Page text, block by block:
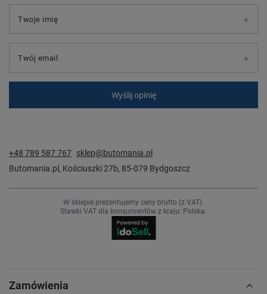
Twoje imię
Twój email
Wyślij opinię
+48 789 587 767 sklep@butomania.pl
Butomania.pl , Kościuszki 27b, 85-079 Bydgoszcz
W sklepie prezentujemy ceny brutto (z VAT).
Stawki VAT dla konsumentów z kraju: Polska.
Zamówienia